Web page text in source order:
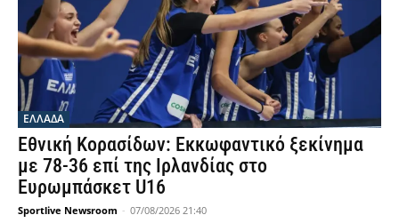
ΕΛΛΑΔΑ
Εθνική Κορασίδων: Εκκωφαντικό ξεκίνημα
με 78-36 επί της Ιρλανδίας στο
Ευρωμπάσκετ U16
Sportlive Newsroom - 07/08/2026 21:40